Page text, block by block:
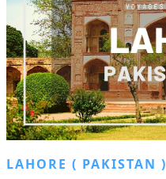
LAHORE ( PAKISTAN )